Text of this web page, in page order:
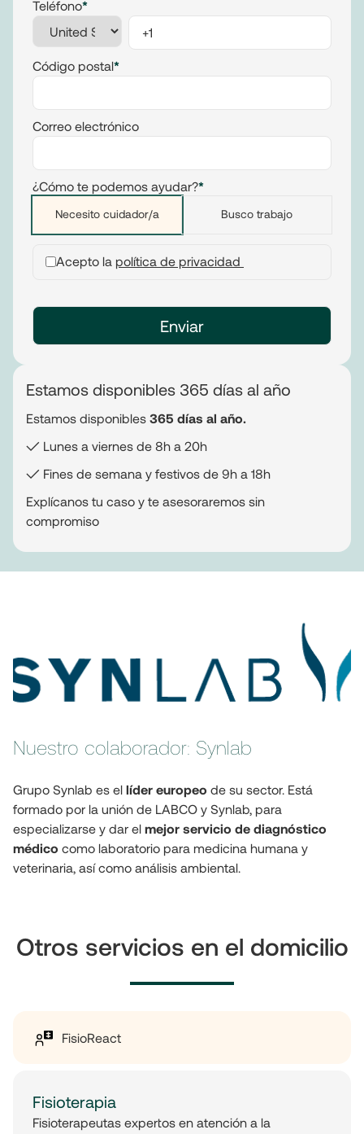
Teléfono*
Código postal*
Correo electrónico
¿Cómo te podemos ayudar?*
Necesito cuidador/a Busco trabajo
Acepto la política de privacidad
Estamos disponibles 365 días al año
Estamos disponibles 365 días al año.
✓ Lunes a viernes de 8h a 20h
✓ Fines de semana y festivos de 9h a 18h
Explícanos tu caso y te asesoraremos sin
compromiso
Nuestro colaborador: Synlab
Grupo Synlab es el líder europeo de su sector. Está
formado por la unión de LABCO y Synlab, para
especializarse y dar el mejor servicio de diagnóstico
médico como laboratorio para medicina humana y
veterinaria, así como análisis ambiental.
Otros servicios en el domicilio
FisioReact
Fisioterapia
Fisioterapeutas expertos en atención a la